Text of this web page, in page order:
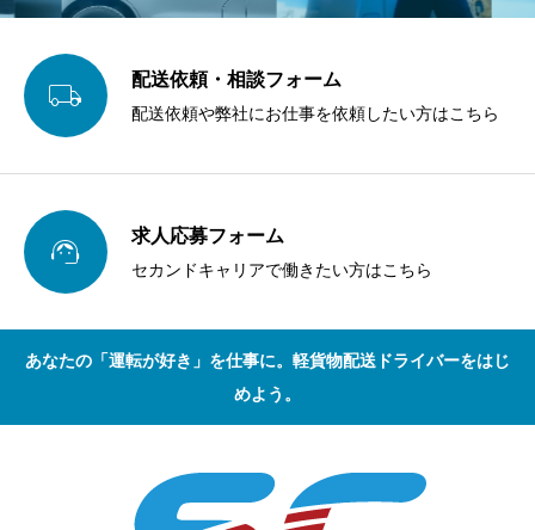
 配送依頼・相談フォーム
配送依頼や弊社にお仕事を依頼したい方はこちら
 求人応募フォーム
セカンドキャリアで働きたい方はこちら
あなたの「運転が好き」を仕事に。軽貨物配送ドライバーをはじ
めよう。